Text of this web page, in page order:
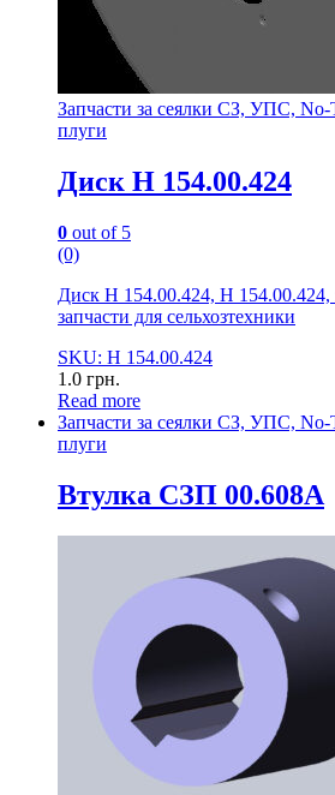
Запчасти за сеялки СЗ, УПС, No-
плуги
Диск Н 154.00.424
0 out of 5
(0)
Диск Н 154.00.424, Н 154.00.424,
запчасти для сельхозтехники
SKU: Н 154.00.424
1.0 грн.
Read more
Запчасти за сеялки СЗ, УПС, No-
плуги
Втулка СЗП 00.608А